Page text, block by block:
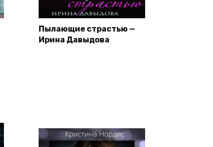
Пылающие страстью —
Ирина Давыдова